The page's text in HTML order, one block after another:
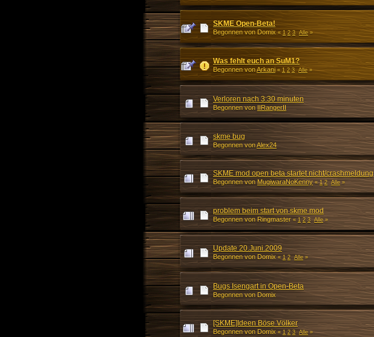
SKME Open-Beta!
Begonnen von Domix«1 2 3 Alle»
Was fehlt euch an SuM1?
Begonnen vonArkani «1 2 3 Alle»
Verloren nach 3:30 minuten
Begonnen von IIRangerII
skme bug
Begonnen vonAlex24
SKME mod open beta startet nicht/crashmeldung
Begonnen von MugiwaraNoKenny «1 2 Alle»
problem beim start von skme mod
Begonnen von Ringmaster«1 2 3 Alle»
Update 20.Juni.2009
Begonnen von Domix«1 2 Alle»
Bugs Isengart in Open-Beta
Begonnen von Domix
[SKME]Ideen Böse Völker
Begonnen von Domix«1 2 3 Alle»